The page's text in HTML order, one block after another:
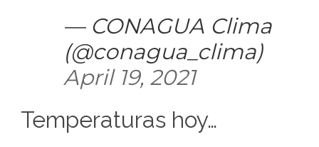
— CONAGUA Clima
(@conagua_clima)
April 19, 2021
Temperaturas hoy…